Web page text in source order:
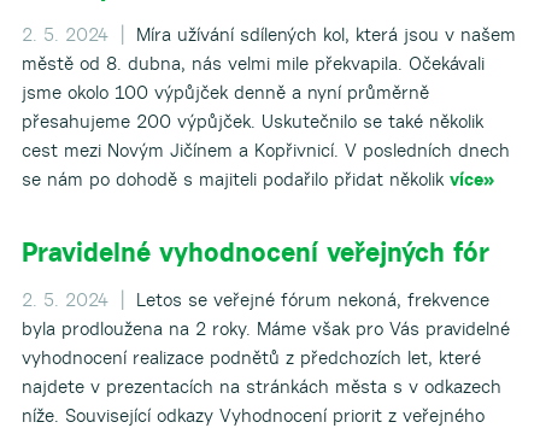
2. 5. 2024 |
Míra užívání sdílených kol, která jsou v našem
městě od 8. dubna, nás velmi mile překvapila. Očekávali
jsme okolo 100 výpůjček denně a nyní průměrně
přesahujeme 200 výpůjček. Uskutečnilo se také několik
cest mezi Novým Jičínem a Kopřivnicí. V posledních dnech
se nám po dohodě s majiteli podařilo přidat několik více»
Pravidelné vyhodnocení veřejných fór
2. 5. 2024 |
Letos se veřejné fórum nekoná, frekvence
byla prodloužena na 2 roky. Máme však pro Vás pravidelné
vyhodnocení realizace podnětů z předchozích let, které
najdete v prezentacích na stránkách města s v odkazech
níže. Související odkazy Vyhodnocení priorit z veřejného